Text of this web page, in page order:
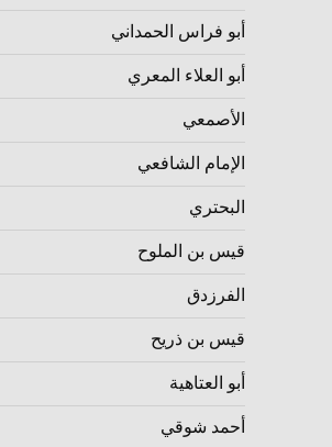
أبو فراس الحمداني
أبو العلاء المعري
الأصمعي
الإمام الشافعي
البحتري
قيس بن الملوح
الفرزدق
قيس بن ذريح
أبو العتاهية
أحمد شوقي